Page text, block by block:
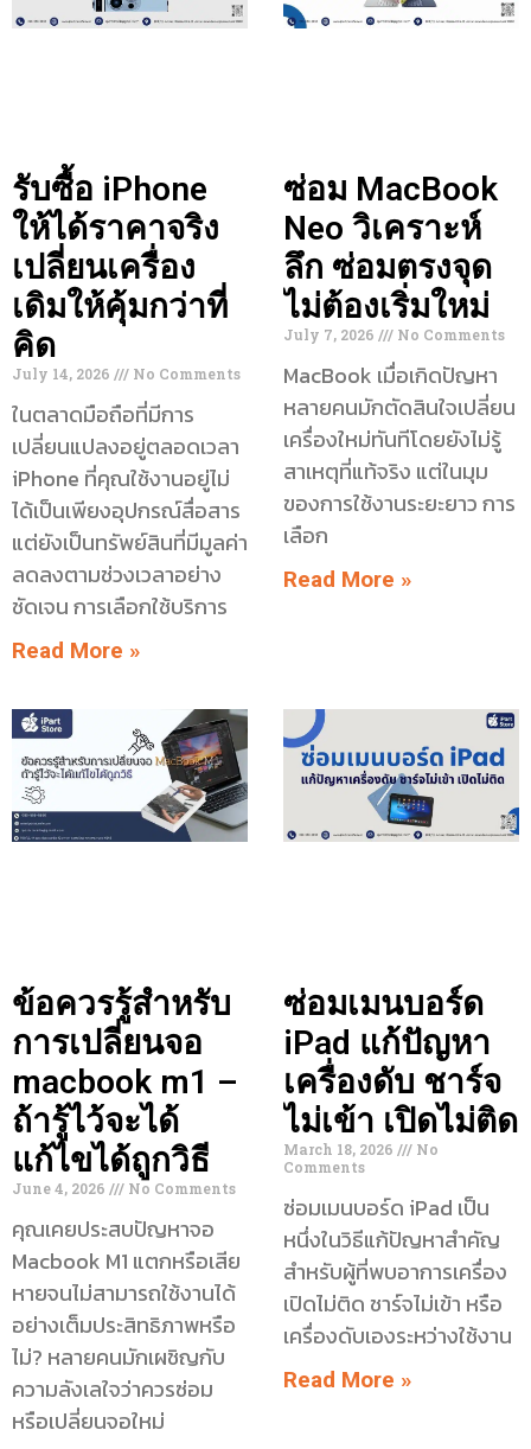
รับซื้อ iPhone
ให้ได้ราคาจริง
เปลี่ยนเครื่อง
เดิมให้คุ้มกว่าที่
คิด
July 14, 2026 No Comments
ในตลาดมือถือที่มีการ
เปลี่ยนแปลงอยู่ตลอดเวลา
iPhone ที่คุณใช้งานอยู่ไม่
ได้เป็นเพียงอุปกรณ์สื่อสาร
แต่ยังเป็นทรัพย์สินที่มีมูลค่า
ลดลงตามช่วงเวลาอย่าง
ชัดเจน การเลือกใช้บริการ
Read More »
ซ่อม MacBook
Neo วิเคราะห์
ลึก ซ่อมตรงจุด
ไม่ต้องเริ่มใหม่
July 7, 2026 No Comments
MacBook เมื่อเกิดปัญหา
หลายคนมักตัดสินใจเปลี่ยน
เครื่องใหม่ทันทีโดยยังไม่รู้
สาเหตุที่แท้จริง แต่ในมุม
ของการใช้งานระยะยาว การ
เลือก
Read More »
ข้อควรรู้สำหรับ
การเปลี่ยนจอ
macbook m1 –
ถ้ารู้ไว้จะได้
แก้ไขได้ถูกวิธี
June 4, 2026 No Comments
คุณเคยประสบปัญหาจอ
Macbook M1 แตกหรือเสีย
หายจนไม่สามารถใช้งานได้
อย่างเต็มประสิทธิภาพหรือ
ไม่? หลายคนมักเผชิญกับ
ความลังเลใจว่าควรซ่อม
หรือเปลี่ยนจอใหม่
ซ่อมเมนบอร์ด
iPad แก้ปัญหา
เครื่องดับ ชาร์จ
ไม่เข้า เปิดไม่ติด
March 18, 2026
No
Comments
ซ่อมเมนบอร์ด iPad เป็น
หนึ่งในวิธีแก้ปัญหาสำคัญ
สำหรับผู้ที่พบอาการเครื่อง
เปิดไม่ติด ชาร์จไม่เข้า หรือ
เครื่องดับเองระหว่างใช้งาน
Read More »